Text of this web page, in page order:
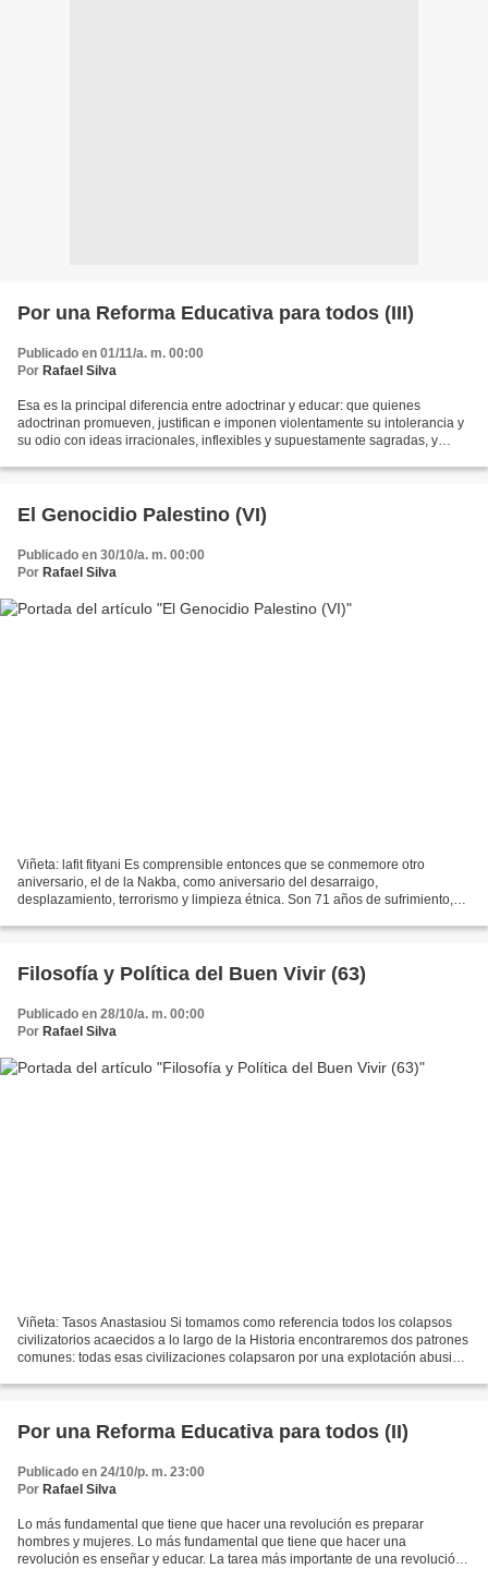
Por una Reforma Educativa para todos (III)
Publicado en 01/11/a. m. 00:00
Por Rafael Silva
Esa es la principal diferencia entre adoctrinar y educar: que quienes
adoctrinan promueven, justifican e imponen violentamente su intolerancia y
su odio con ideas irracionales, inflexibles y supuestamente sagradas, y
El Genocidio Palestino (VI)
Publicado en 30/10/a. m. 00:00
Por Rafael Silva
Viñeta: lafit fityani Es comprensible entonces que se conmemore otro
aniversario, el de la Nakba, como aniversario del desarraigo,
desplazamiento, terrorismo y limpieza étnica. Son 71 años de sufrimiento,
Filosofía y Política del Buen Vivir (63)
Publicado en 28/10/a. m. 00:00
Por Rafael Silva
Viñeta: Tasos Anastasiou Si tomamos como referencia todos los colapsos
civilizatorios acaecidos a lo largo de la Historia encontraremos dos patrones
comunes: todas esas civilizaciones colapsaron por una explotación abusiva
Por una Reforma Educativa para todos (II)
Publicado en 24/10/p. m. 23:00
Por Rafael Silva
Lo más fundamental que tiene que hacer una revolución es preparar
hombres y mujeres. Lo más fundamental que tiene que hacer una
revolución es enseñar y educar. La tarea más importante de una revolución,